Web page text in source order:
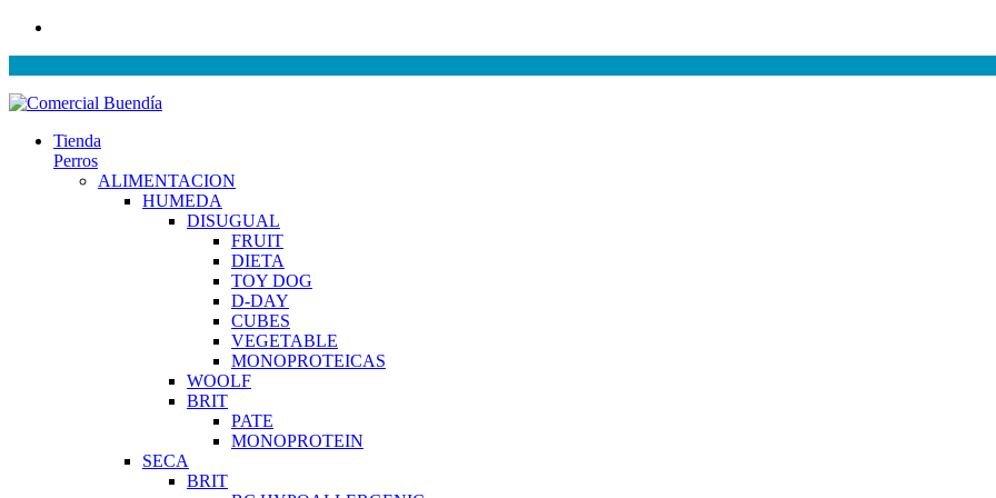
Tienda
Perros
ALIMENTACION
HUMEDA
DISUGUAL
FRUIT
DIETA
TOY DOG
D-DAY
CUBES
VEGETABLE
MONOPROTEICAS
WOOLF
BRIT
PATE
MONOPROTEIN
SECA
BRIT